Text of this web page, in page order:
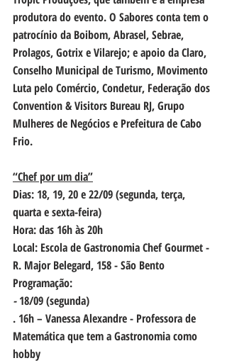
produtora do evento. O Sabores conta tem o
patrocínio da Boibom, Abrasel, Sebrae,
Prolagos, Gotrix e Vilarejo; e apoio da Claro,
Conselho Municipal de Turismo, Movimento
Luta pelo Comércio, Condetur, Federação dos
Convention & Visitors Bureau RJ, Grupo
Mulheres de Negócios e Prefeitura de Cabo
Frio.
“Chef por um dia”
Dias: 18, 19, 20 e 22/09 (segunda, terça,
quarta e sexta-feira)
Hora: das 16h às 20h
Local: Escola de Gastronomia Chef Gourmet -
R. Major Belegard, 158 - São Bento
Programação:
- 18/09 (segunda)
. 16h – Vanessa Alexandre - Professora de
Matemática que tem a Gastronomia como
hobby